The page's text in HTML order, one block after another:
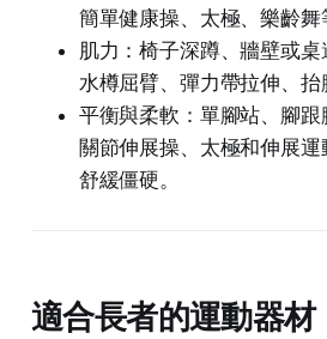
簡單健康操、太極、樂齡舞
肌力：椅子深蹲、牆壁或
水樽屈臂、彈力帶拉伸、抬
平衡與柔軟：單腳站、腳跟
關節伸展操、太極和伸展
舒緩僵硬。
適合長者的運動器材